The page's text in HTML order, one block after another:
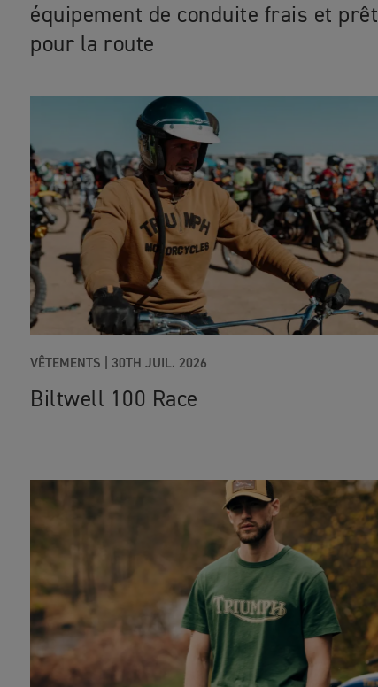
équipement de conduite frais et prêt
pour la route
VÊTEMENTS | 30TH JUIL. 2026
Biltwell 100 Race